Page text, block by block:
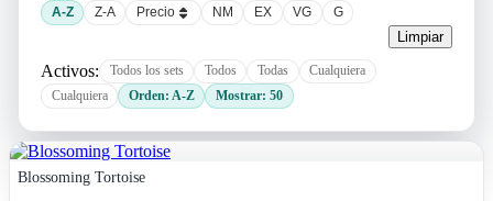
A-Z Z-A Precio NM EX VG G
Limpiar
Activos: Todos los sets Todos Todas
Cualquiera
Cualquiera
Orden: A-Z Mostrar: 50
Blossoming Tortoise